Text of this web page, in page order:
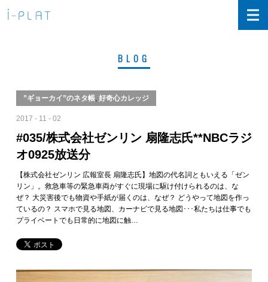
BLOG
”ギョーカイ”のネタ帳, 好奇心カレッジ
2017 - 11 - 02
#035/株式会社ゼンリン 扇隆志氏**NBCラジ
オ0925放送分
【株式会社ゼンリン 広報室長 扇隆志氏】地図の代名詞ともいえる「ゼン
リン」。救急車等の緊急車両がすぐに現場に駆け付けられるのは、な
ぜ？ 大災害後でも物資や手紙が届くのは、なぜ？ どうやって地図を作っ
ているの？ スマホで見る地図、カーナビで見る地図･･･私たちは仕事でも
プライベートでも日常的に地図に触…